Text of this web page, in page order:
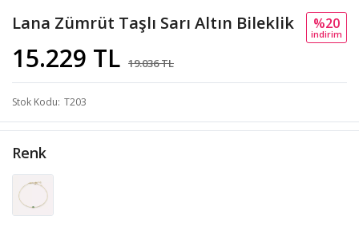
Lana Zümrüt Taşlı Sarı Altın Bileklik
15.229 TL 19.036 TL
%20
i̇ndi̇ri̇m
Stok Kodu T203
Renk